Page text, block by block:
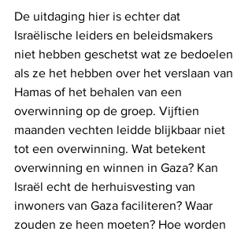
De uitdaging hier is echter dat
Israëlische leiders en beleidsmakers
niet hebben geschetst wat ze bedoelen
als ze het hebben over het verslaan van
Hamas of het behalen van een
overwinning op de groep. Vijftien
maanden vechten leidde blijkbaar niet
tot een overwinning. Wat betekent
overwinning en winnen in Gaza? Kan
Israël echt de herhuisvesting van
inwoners van Gaza faciliteren? Waar
zouden ze heen moeten? Hoe worden